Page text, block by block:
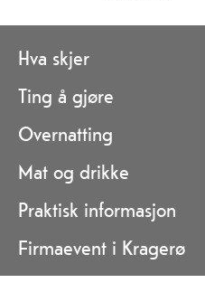
Hva skjer
Ting å gjøre
Overnatting
Mat og drikke
Praktisk informasjon
Firmaevent i Kragerø